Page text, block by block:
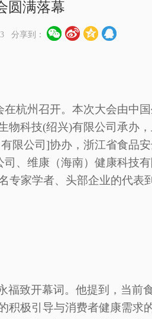
圆满落幕
分享到：
杭州召开。本次大会由中
物科技(绍兴)有限公司承办
限公司]协办，浙江省食品
、维康（海南）健康科技
专家学者、头部企业的代表
福致开幕词。他提到，当前
积极引导与消费者健康需求